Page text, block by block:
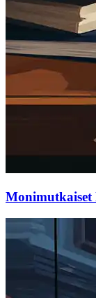
Monimutkaiset